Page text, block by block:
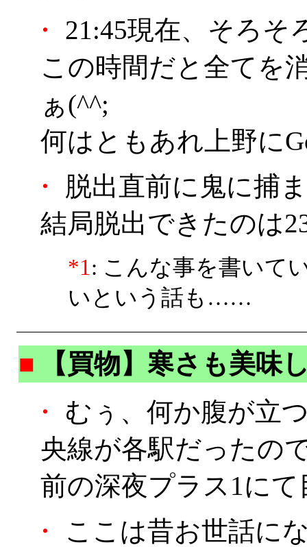
・
21:45現在、そろ
この時間だと全てを
ぁ(^^;
何はともあれ上野に
・
脱出直前に鬼に捕
結局脱出できたのは
*1: こんな事を書いて
いという話も……
■
【買物】寒さも美味
・
むぅ、何か腹が立
央線が各駅だったの
前の深夜プラス1に
・
ここは昔お世話に